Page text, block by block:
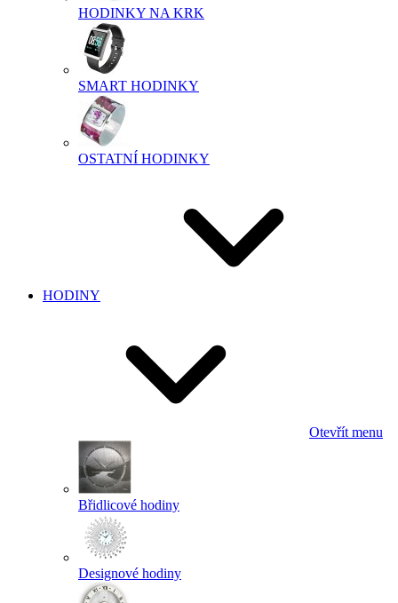
HODINKY NA KRK
SMART HODINKY
OSTATNÍ HODINKY
HODINY
Otevřít menu
Břidlicové hodiny
Designové hodiny